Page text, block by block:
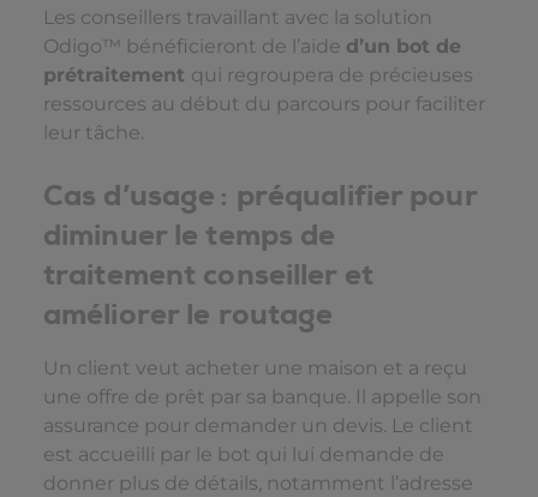
Les conseillers travaillant avec la solution
Odigo™ bénéficieront de l’aide d’un bot de
prétraitement qui regroupera de précieuses
ressources au début du parcours pour faciliter
leur tâche.
Cas d’usage : préqualifier pour
diminuer le temps de
traitement conseiller et
améliorer le routage
Un client veut acheter une maison et a reçu
une offre de prêt par sa banque. Il appelle son
assurance pour demander un devis. Le client
est accueilli par le bot qui lui demande de
donner plus de détails, notamment l’adresse